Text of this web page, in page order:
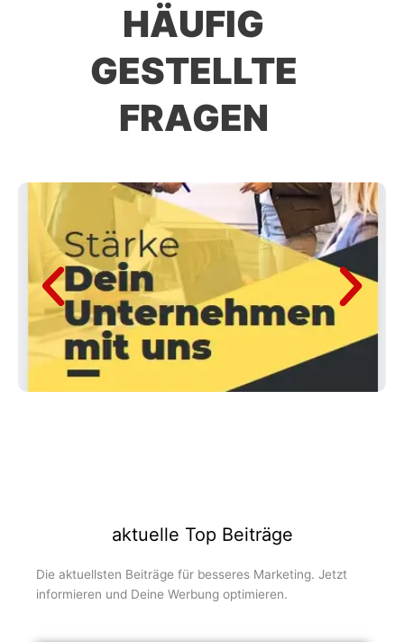
HÄUFIG
GESTELLTE
FRAGEN
aktuelle Top Beiträge
Die aktuellsten Beiträge für besseres Marketing. Jetzt
informieren und Deine Werbung optimieren.